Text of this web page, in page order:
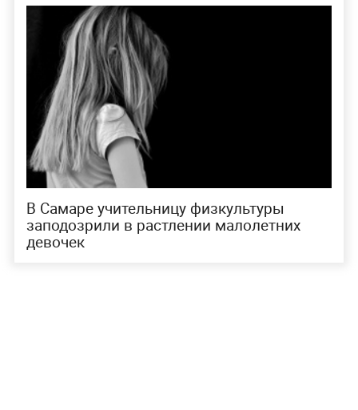
В Самаре учительницу физкультуры
заподозрили в растлении малолетних
девочек